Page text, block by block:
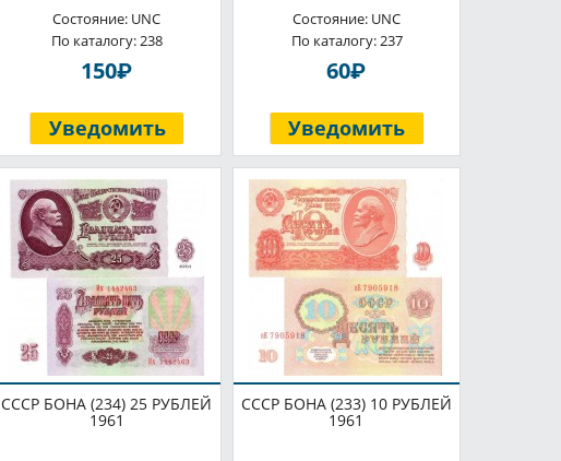
Состояние: UNC
По каталогу: 238
150P
Уведомить
Состояние: UNC
По каталогу: 237
60P
Уведомить
СССР БОНА (234) 25 РУБЛЕЙ
1961
СССР БОНА (233) 10 РУБЛЕЙ
1961